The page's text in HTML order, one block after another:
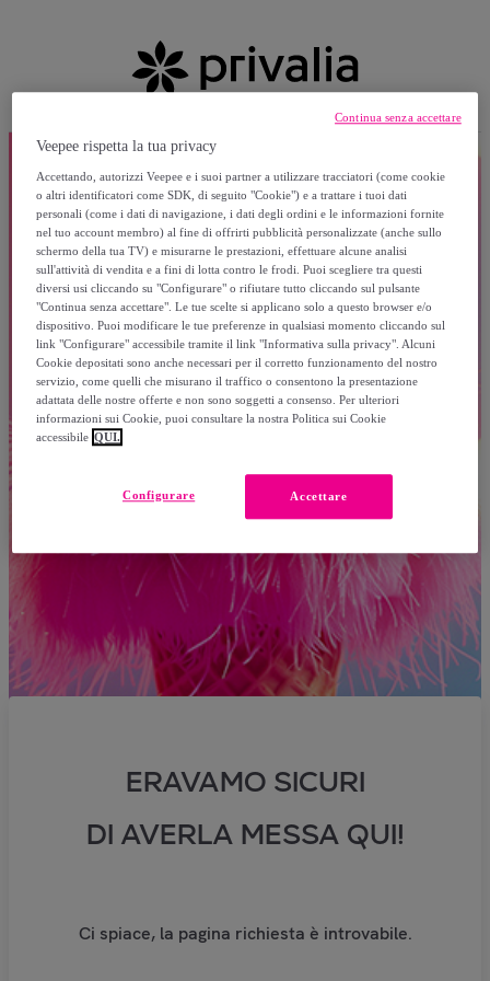
ERAVAMO SICURI
DI AVERLA MESSA QUI!
Ci spiace, la pagina richiesta è introvabile.
Veepee rispetta la tua privacy
Accettando, autorizzi Veepee e i suoi partner a utilizzare tracciatori (come cookie
o altri identificatori come SDK, di seguito "Cookie") e a trattare i tuoi dati
personali (come i dati di navigazione, i dati degli ordini e le informazioni fornite
nel tuo account membro) al fine di offrirti pubblicità personalizzate (anche sullo
schermo della tua TV) e misurarne le prestazioni, effettuare alcune analisi
sull'attività di vendita e a fini di lotta contro le frodi. Puoi scegliere tra questi
diversi usi cliccando su "Configurare" o rifiutare tutto cliccando sul pulsante
"Continua senza accettare". Le tue scelte si applicano solo a questo browser e/o
dispositivo. Puoi modificare le tue preferenze in qualsiasi momento cliccando sul
link "Configurare" accessibile tramite il link "Informativa sulla privacy". Alcuni
Cookie depositati sono anche necessari per il corretto funzionamento del nostro
servizio, come quelli che misurano il traffico o consentono la presentazione
adattata delle nostre offerte e non sono soggetti a consenso. Per ulteriori
informazioni sui Cookie, puoi consultare la nostra Politica sui Cookie
accessibile QUI.
Accettare
Configurare
Continua senza accettare